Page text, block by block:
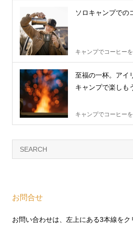
ソロキャンプでの
キャンプでコーヒー
至福の一杯。アイ
キャンプで楽しも
キャンプでコーヒー
お問合せ
お問い合わせは、左上にある3本線を